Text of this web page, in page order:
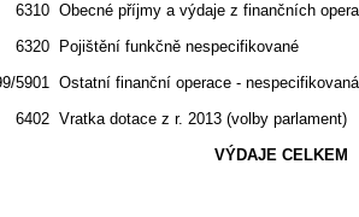
6310 Obecné příjmy a výdaje z finančních
6320
Pojištění funkčně nespecifikované
5901 Ostatní finanční operace -
6402 Vratka dotace z r. 2013 (volby parlament)
VÝDAJE CELKEM